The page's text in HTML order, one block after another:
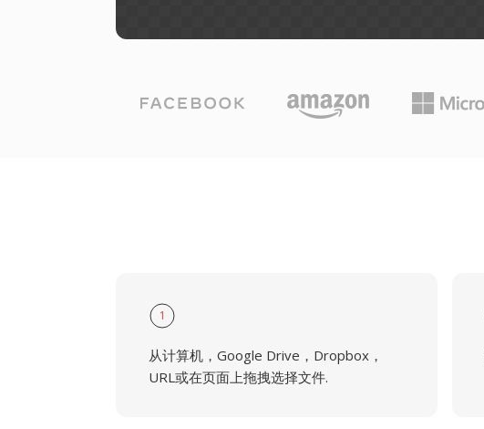
1
从计算机，Google Drive，Dropbox，
URL或在页面上拖拽选择文件.